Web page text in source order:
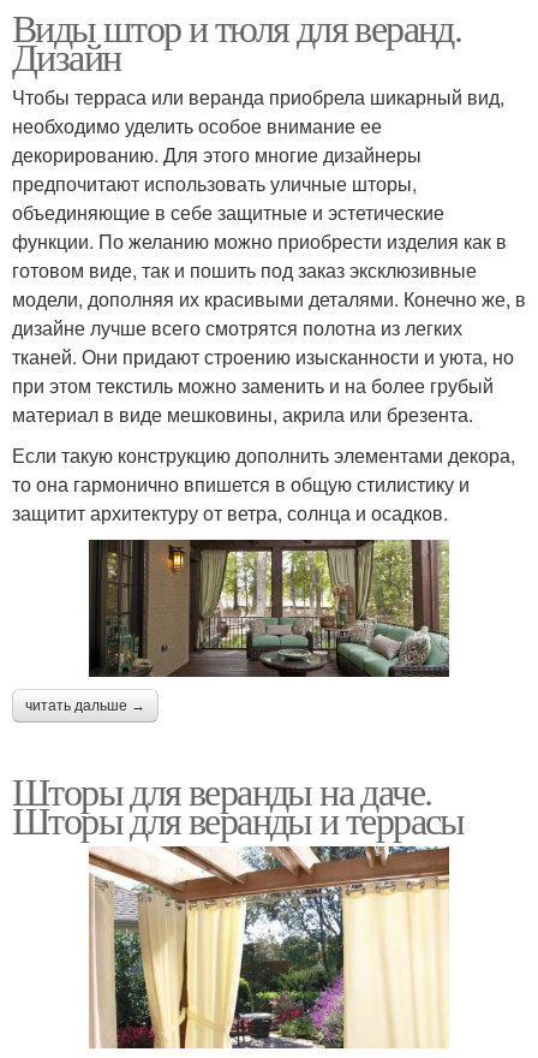
Виды штор и тюля для веранд.
Дизайн
Чтобы терраса или веранда приобрела шикарный вид,
необходимо уделить особое внимание ее
декорированию. Для этого многие дизайнеры
предпочитают использовать уличные шторы,
объединяющие в себе защитные и эстетические
функции. По желанию можно приобрести изделия как в
готовом виде, так и пошить под заказ эксклюзивные
модели, дополняя их красивыми деталями. Конечно же, в
дизайне лучше всего смотрятся полотна из легких
тканей. Они придают строению изысканности и уюта, но
при этом текстиль можно заменить и на более грубый
материал в виде мешковины, акрила или брезента.
Если такую конструкцию дополнить элементами декора,
то она гармонично впишется в общую стилистику и
защитит архитектуру от ветра, солнца и осадков.
читать дальше →
Шторы для веранды на даче.
Шторы для веранды и террасы